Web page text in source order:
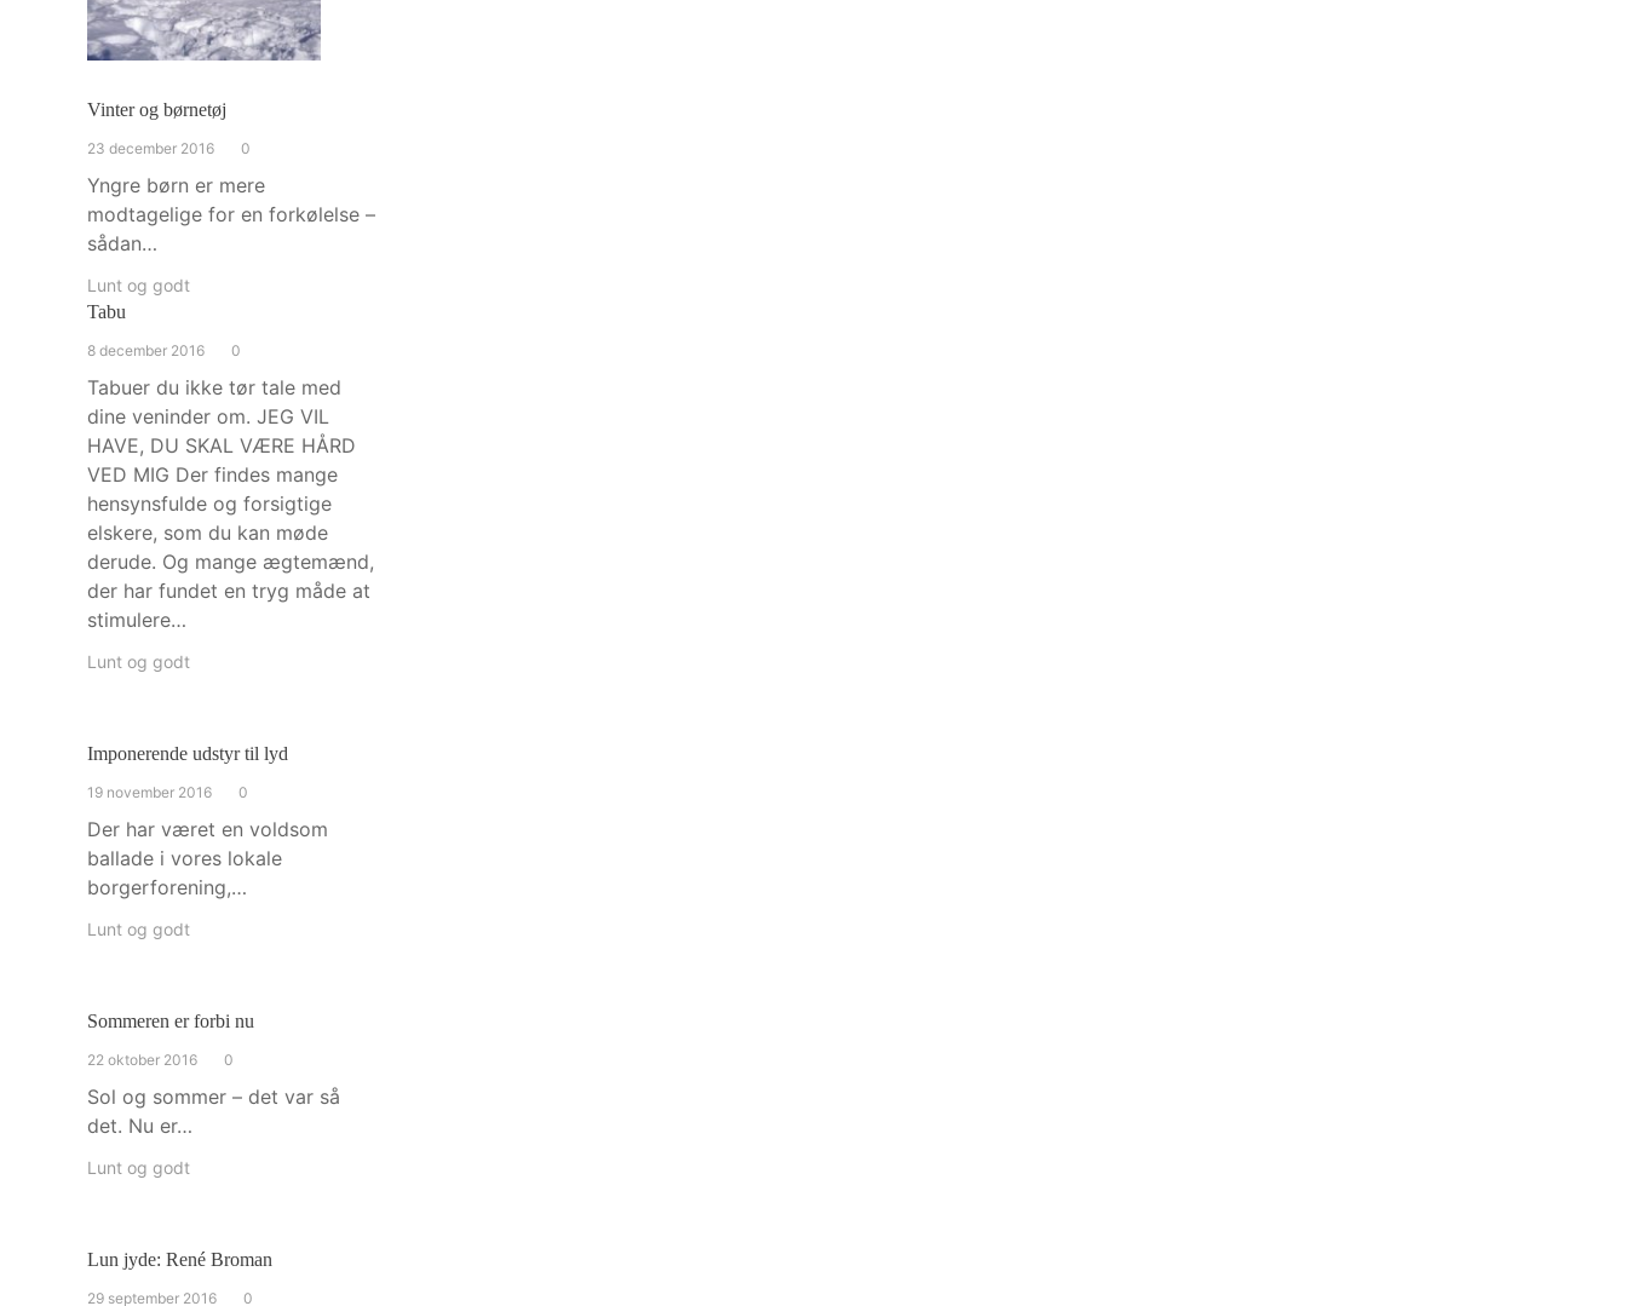
Vinter og børnetøj
23 december 2016 0
Yngre børn er mere
modtagelige for en forkølelse –
sådan…
Lunt og godt
Tabu
8 december 2016 0
Tabuer du ikke tør tale med
dine veninder om. JEG VIL
HAVE, DU SKAL VÆRE HÅRD
VED MIG Der findes mange
hensynsfulde og forsigtige
elskere, som du kan møde
derude. Og mange ægtemænd,
der har fundet en tryg måde at
stimulere…
Lunt og godt
Imponerende udstyr til lyd
19 november 2016 0
Der har været en voldsom
ballade i vores lokale
borgerforening,…
Lunt og godt
Sommeren er forbi nu
22 oktober 2016 0
Sol og sommer – det var så
det. Nu er…
Lunt og godt
Lun jyde: René Broman
29 september 2016 0